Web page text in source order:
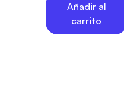
Añadir al
carrito